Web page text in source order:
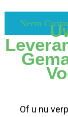
Neem
Of u nu